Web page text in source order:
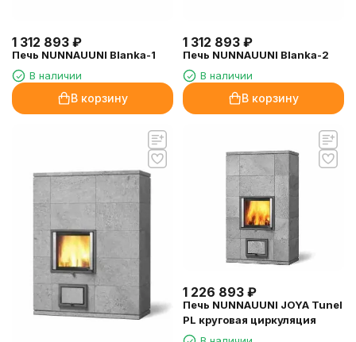
1 312 893 ₽
Печь NUNNAUUNI Blanka-1
В наличии
В корзину
1 312 893 ₽
Печь NUNNAUUNI Blanka-2
В наличии
В корзину
1 226 893 ₽
Печь NUNNAUUNI JOYA Tunel
PL круговая циркуляция